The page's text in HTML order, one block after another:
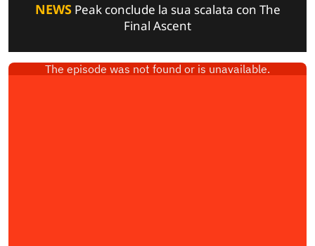
NEWSPeak conclude la sua scalata con The
Final Ascent